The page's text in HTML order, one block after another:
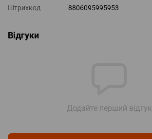
Штрихкод
8806095995953
Відгуки
Додайте перший відгук